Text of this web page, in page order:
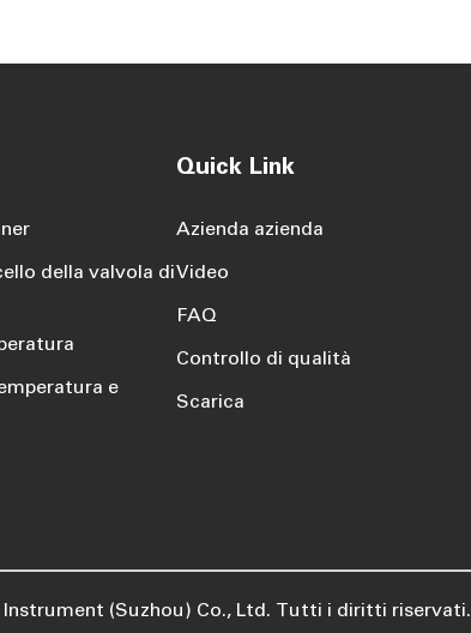
della valvola di
e
Quick Link
Azienda azienda
Video
FAQ
Controllo di qualità
Scarica
(Suzhou) Co., Ltd. Tutti i diritti riservati.